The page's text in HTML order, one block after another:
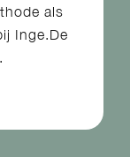
als
Inge.De